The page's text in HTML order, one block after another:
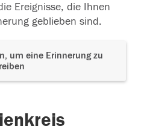
Ereignisse, die Ihnen
geblieben sind.
um eine Erinnerung zu